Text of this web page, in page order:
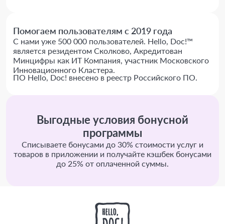
Помогаем пользователям с 2019 года
С нами уже 500 000 пользователей. Hello, Doc!™
является резидентом Сколково, Акредитован
Минцифры как ИТ Компания, участник Московского
Инновационного Кластера.
ПО Hello, Doc! внесено в реестр Российского ПО.
Выгодные условия бонусной
программы
Списываете бонусами до 30% стоимости услуг и
товаров в приложении и получайте кэшбек бонусами
до 25% от оплаченной суммы.